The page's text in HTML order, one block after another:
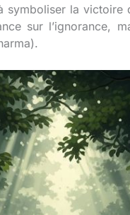
symboliser la
sur l’ignorance,